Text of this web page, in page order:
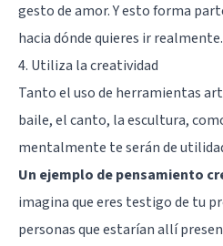
gesto de amor. Y esto forma
hacia dónde quieres ir realmente.
4. Utiliza la creatividad
Tanto el uso de herramientas
baile, el canto, la escultura,
mentalmente te serán de
Un ejemplo de pensamiento
imagina que eres testigo de tu
personas que estarían allí